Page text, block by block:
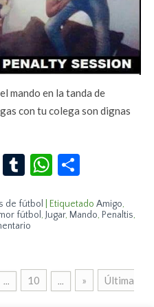
mando en la tanda de
con tu colega son dignas
Pinterest
TumblrWhatsApp
de fútbol Etiquetado Amigo,
fútbol , Jugar, Mando, Penaltis,
10 »
Última